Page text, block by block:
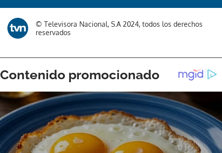
© Televisora Nacional, S.A 2024, todos los derechos
reservados